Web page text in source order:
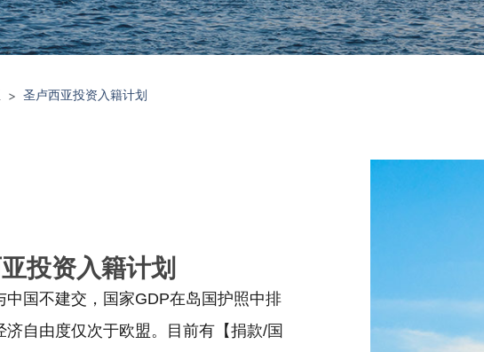
> 圣卢西亚投资入籍计划
投资入籍计划
中国不建交，国家GDP在岛国护照中排
济自由度仅次于欧盟。目前有【捐款/国